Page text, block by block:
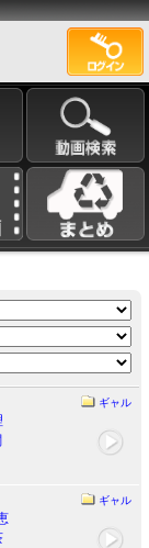
ギャル
ギャル